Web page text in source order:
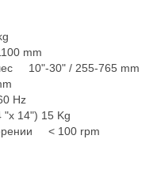
mm
10"-30" / 255-765 mm
Hz
14") 15 Kg
< 100 rpm